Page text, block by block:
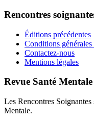
Rencontres
Éditions précédentes
Conditions générales
Contactez-nous
Mentions légales
Revue Santé Mentale
Les Rencontres
Mentale.